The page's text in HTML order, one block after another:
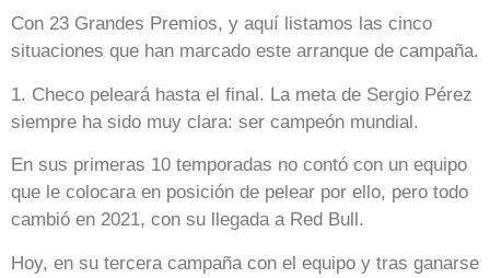
Con 23 Grandes Premios, y aquí listamos las cinco
situaciones que han marcado este arranque de campaña.
1. Checo peleará hasta el final. La meta de Sergio Pérez
siempre ha sido muy clara: ser campeón mundial.
En sus primeras 10 temporadas no contó con un equipo
que le colocara en posición de pelear por ello, pero todo
cambió en 2021, con su llegada a Red Bull.
Hoy, en su tercera campaña con el equipo y tras ganarse